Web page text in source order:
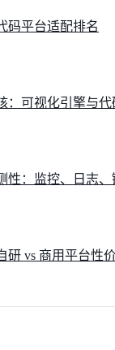
码平台适配排名
：可视化引擎与代
性：监控、日志
研 vs 商用平台性